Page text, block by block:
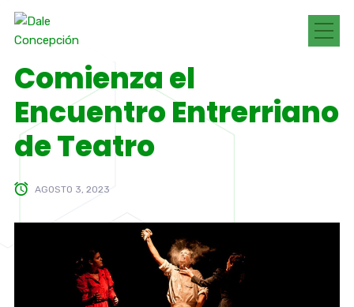
Comienza el
Encuentro Entrerriano
de Teatro
AGOSTO 3, 2023